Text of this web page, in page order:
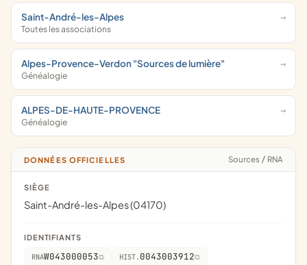
Saint-André-les-Alpes
Toutes les associations
Alpes-Provence-Verdon "Sources de lumière"
Généalogie
ALPES-DE-HAUTE-PROVENCE
Généalogie
DONNÉES OFFICIELLES Sources / RNA
SIÈGE
Saint-André-les-Alpes (04170)
IDENTIFIANTS
RNAW043000053 HIST. 0043003912